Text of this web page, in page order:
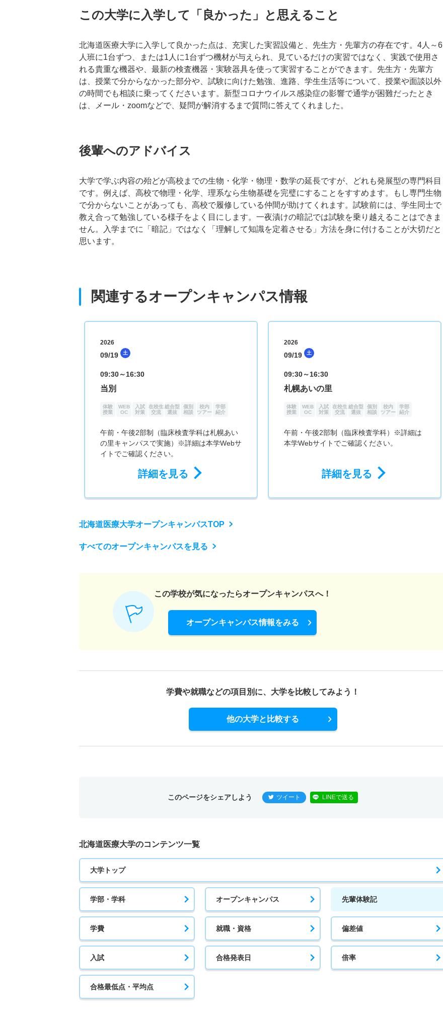
この大学に入学して「良かった」と思えること
北海道医療大学に入学して良かった点は、充実した実習設備と、先生方・先輩方の存在です。4人～6
人班に1台ずつ、または1人に1台ずつ機材が与えられ、見ているだけの実習ではなく、実践で使用さ
れる貴重な機器や、最新の検査機器・実験器具を使って実習することができます。先生方・先輩方
は、授業で分からなかった部分や、試験に向けた勉強、進路、学生生活等について、授業や面談以外
の時間でも相談に乗ってくださいます。新型コロナウイルス感染症の影響で通学が困難だったとき
は、メール・zoomなどで、疑問が解消するまで質問に答えてくれました。
後輩へのアドバイス
大学で学ぶ内容の殆どが高校までの生物・化学・物理・数学の延長ですが、どれも発展型の専門科目
です。例えば、高校で物理・化学、理系なら生物基礎を完璧にすることをすすめます。もし専門生物
で分からないことがあっても、高校で履修している仲間が助けてくれます。試験前には、学生同士で
教え合って勉強している様子をよく目にします。一夜漬けの暗記では試験を乗り越えることはできま
せん。入学までに「暗記」ではなく「理解して知識を定着させる」方法を身に付けることが大切だと
思います。
関連するオープンキャンパス情報
2026
09/19 土
09:30～16:30
当別
体験
授業
WEB
OC
入試
対策
在校生
交流
総合型
選抜
個別
相談
校内
ツアー
学部
紹介
午前・午後2部制（臨床検査学科は札幌あい
の里キャンパスで実施）※詳細は本学Webサ
イトでご確認ください。
詳細を見る
2026
09/19 土
09:30～16:30
札幌あいの里
体験
授業
WEB
OC
入試
対策
在校生
交流
総合型
選抜
個別
相談
校内
ツアー
学部
紹介
午前・午後2部制（臨床検査学科）※詳細は
本学Webサイトでご確認ください。
詳細を見る
北海道医療大学オープンキャンパスTOP
すべてのオープンキャンパスを見る
この学校が気になったらオープンキャンパスへ！
オープンキャンパス情報をみる
学費や就職などの項目別に、 大学を比較してみよう！
他の大学と比較する
このページをシェアしよう ツイート LINEで送る
北海道医療大学のコンテンツ一覧
大学トップ
学部・学科 オープンキャンパス 先輩体験記
学費 就職・資格 偏差値
入試 合格発表日 倍率
合格最低点・平均点